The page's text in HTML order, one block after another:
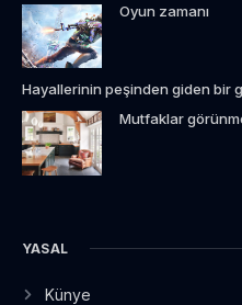
Oyun zamanı
Hayallerinin peşinden giden bir
Mutfaklar
YASAL
Künye